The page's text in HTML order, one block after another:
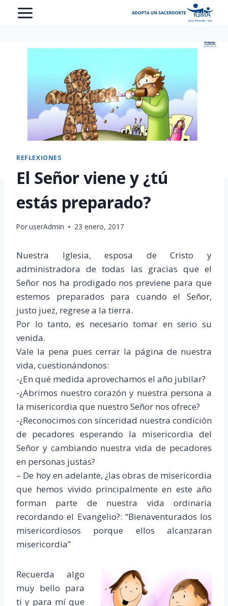
Saltar
REFLEXIONES
El Señor viene y ¿tú
estás preparado?
PoruserAdmin 23 enero, 2017
Nuestra Iglesia, esposa de Cristo y
administradora de todas las gracias que el
Señor nos ha prodigado nos previene para que
estemos preparados para cuando el Señor,
justo juez, regrese a la tierra.
Por lo tanto, es necesario tomar en serio su
venida.
Vale la pena pues cerrar la página de nuestra
vida, cuestionándonos:
-¿En qué medida aprovechamos el año jubilar?
-¿Abrimos nuestro corazón y nuestra persona a
la misericordia que nuestro Señor nos ofrece?
-¿Reconocimos con sinceridad nuestra condición
de pecadores esperando la misericordia del
Señor y cambiando nuestra vida de pecadores
en personas justas?
– De hoy en adelante, ¿las obras de misericordia
que hemos vivido principalmente en este año
forman parte de nuestra vida ordinaria
recordando el Evangelio?: “Bienaventurados los
misericordiosos porque ellos alcanzaran
misericordia”
Recuerda algo
muy bello para
ti y para mí que